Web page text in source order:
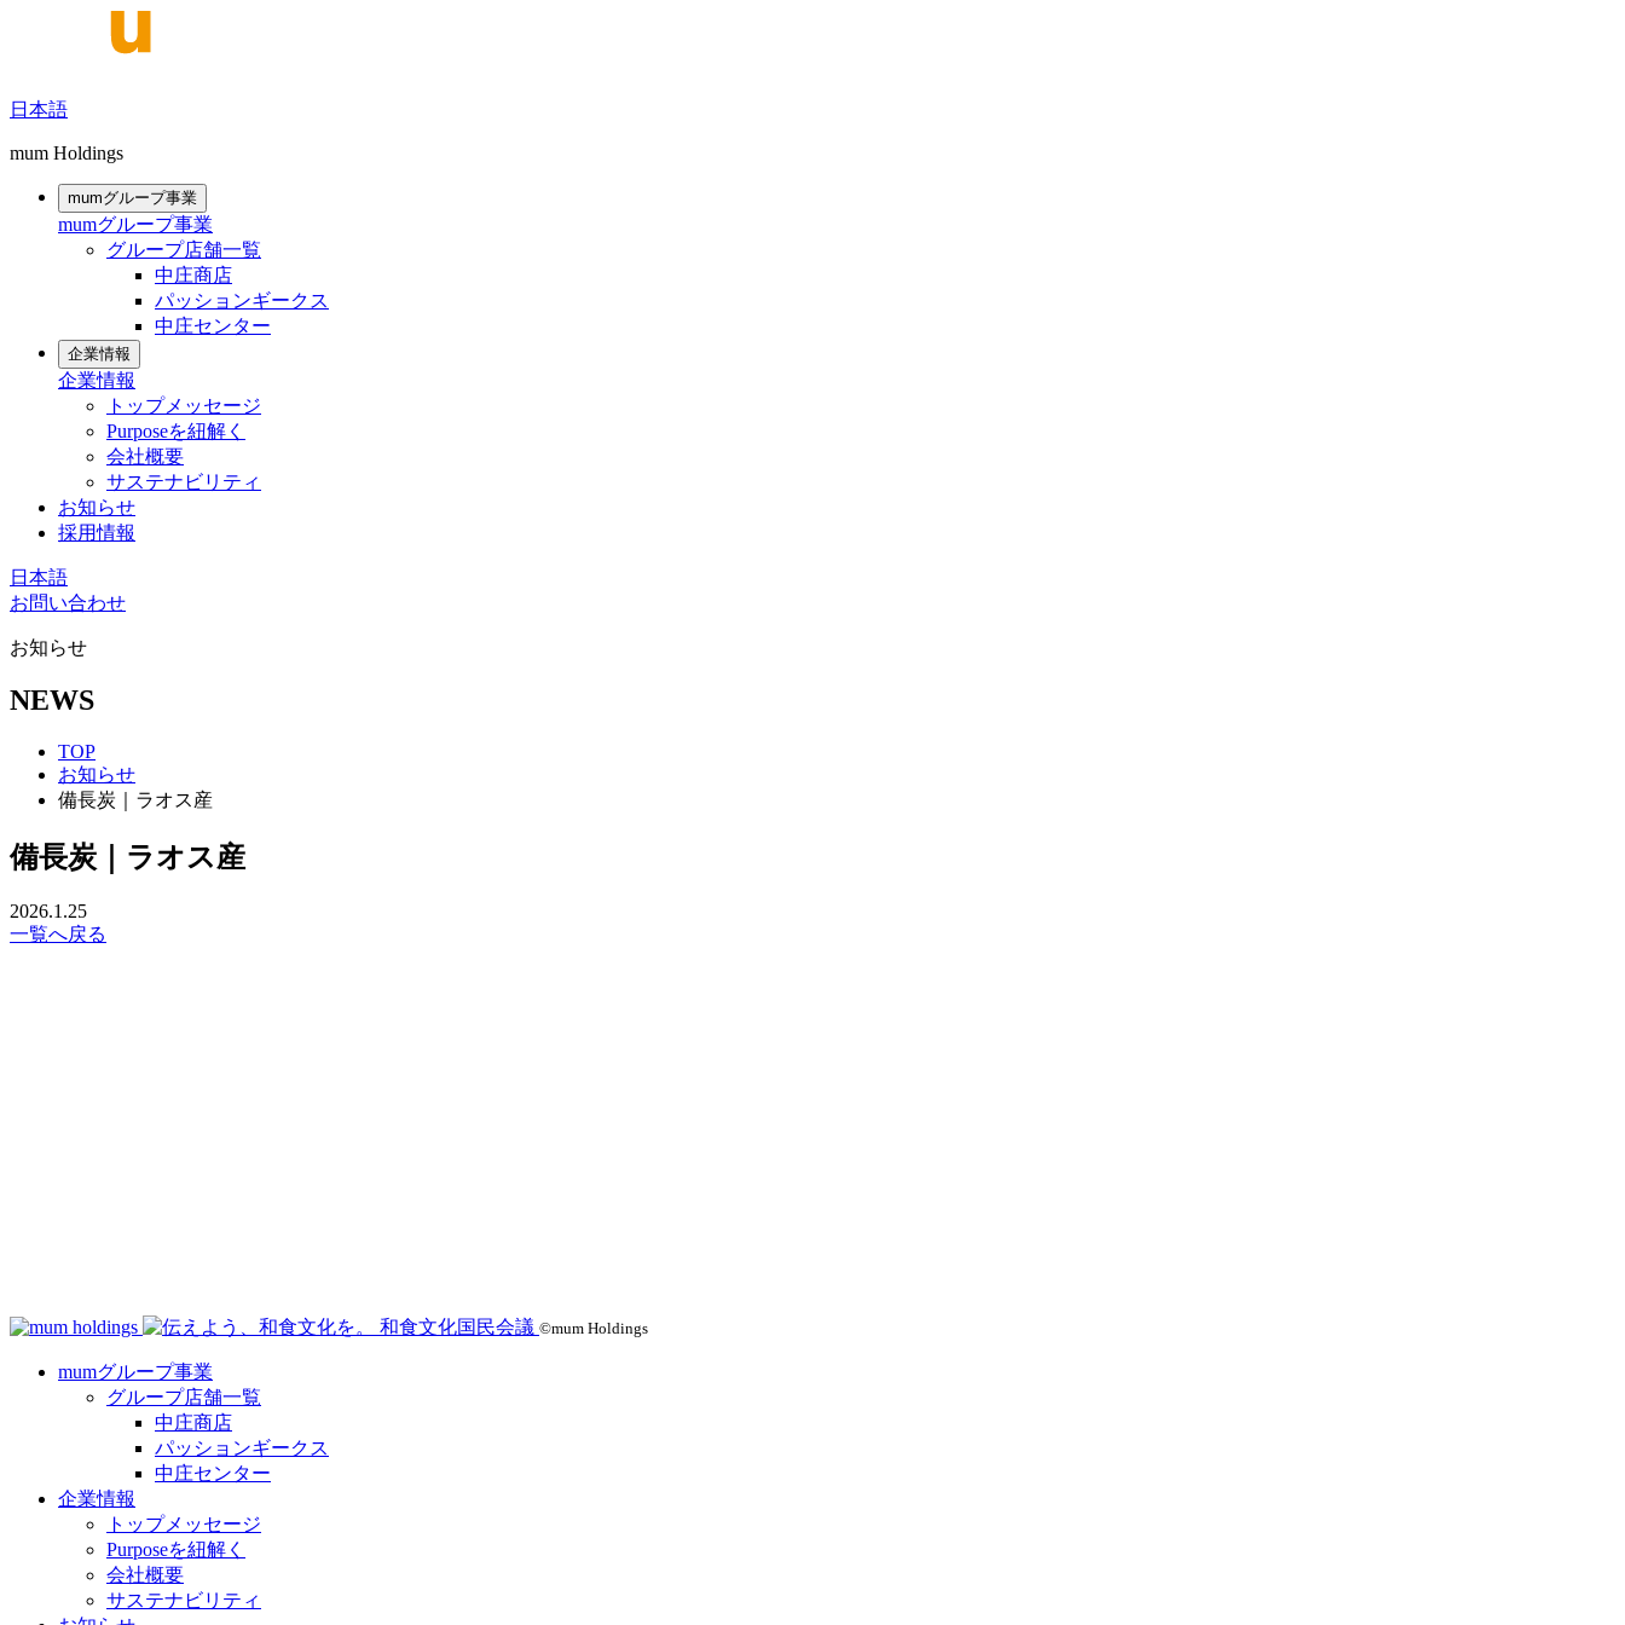
日本語
mum Holdings
mumグループ事業
mumグループ事業
グループ店舗一覧
中庄商店
パッションギークス
中庄センター
企業情報
企業情報
トップメッセージ
Purposeを紐解く
会社概要
サステナビリティ
お知らせ
採用情報
日本語
お問い合わせ
お知らせ
NEWS
TOP
お知らせ
備長炭｜ラオス産
備長炭｜ラオス産
2026.1.25
一覧へ戻る
©mum Holdings
mumグループ事業
グループ店舗一覧
中庄商店
パッションギークス
中庄センター
企業情報
トップメッセージ
Purposeを紐解く
会社概要
サステナビリティ